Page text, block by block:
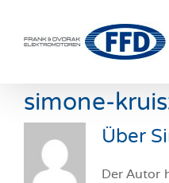
content
simone-
Über
Der Autor